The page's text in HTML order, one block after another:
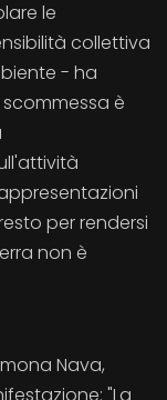
le
collettiva
- ha
è
per rendersi
non è
Nava,